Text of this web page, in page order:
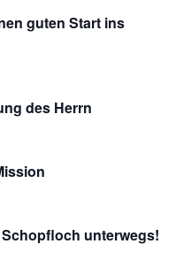
guten Start ins
des Herrn
unterwegs!